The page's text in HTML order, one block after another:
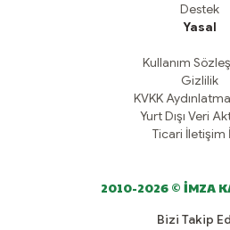
Destek
Yasal
Kullanım
Gizlilik
KVKK
Yurt Dışı Veri
Ticari İletişim
2010-2026 © İMZA
Bizi Takip